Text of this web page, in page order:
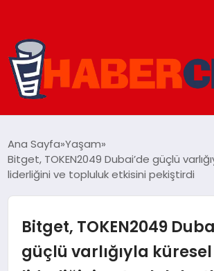
GÜNDEM
EĞITIM
Ana Sayfa Yaşam
Bitget, TOKEN2049 Dubai’de güçlü
liderliğini ve topluluk etkisini pekiştirdi
Bitget, TOKEN2049
güçlü varlığıyla küresel